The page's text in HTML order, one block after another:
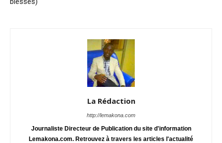
La Rédaction
http://lemakona.com
Journaliste Directeur de Publication du site d'information
Lemakona.com. Retrouvez à travers les articles l'actualité